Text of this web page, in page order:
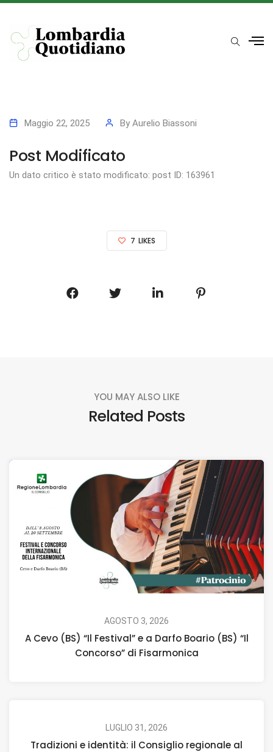
Maggio 22, 2025 By Aurelio Biassoni
Post Modificato
Un dato critico è stato modificato: post ID: 163961
7 LIKES
YOU MAY ALSO LIKE
Related Posts
AGOSTO 3, 2026
A Cevo (BS) “Il Festival” e a Darfo Boario (BS) “Il
Concorso” di Fisarmonica
LUGLIO 31, 2026
Tradizioni e identità: il Consiglio regionale al